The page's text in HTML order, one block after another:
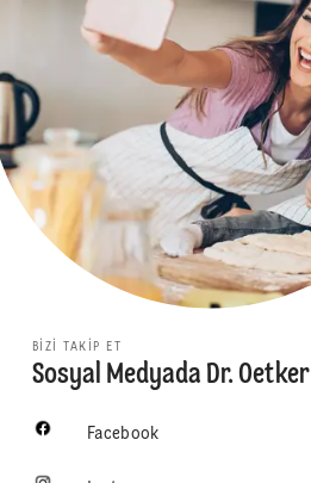
BIZI TAKIP ET
Sosyal Medyada Dr. Oetker
Facebook